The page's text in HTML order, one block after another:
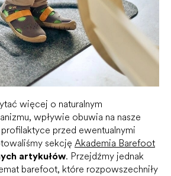
więcej o naturalnym
wpływie obuwia na nasze
przed ewentualnymi
sekcję Akademia Barefoot
artykułów. Przejdźmy jednak
barefoot, które rozpowszechniły